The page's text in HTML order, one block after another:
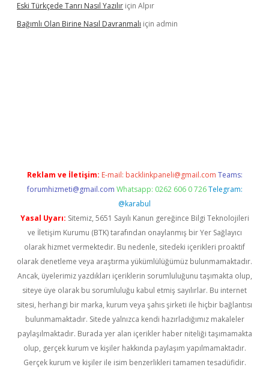
Eski Türkçede Tanrı Nasıl Yazılır için Alpır
Bağımlı Olan Birine Nasıl Davranmalı için admin
Reklam ve İletişim: E-mail: backlinkpaneli@gmail.com Teams:
forumhizmeti@gmail.com Whatsapp: 0262 606 0 726 Telegram:
@karabul
Yasal Uyarı: Sitemiz, 5651 Sayılı Kanun gereğince Bilgi Teknolojileri
ve İletişim Kurumu (BTK) tarafından onaylanmış bir Yer Sağlayıcı
olarak hizmet vermektedir. Bu nedenle, sitedeki içerikleri proaktif
olarak denetleme veya araştırma yükümlülüğümüz bulunmamaktadır.
Ancak, üyelerimiz yazdıkları içeriklerin sorumluluğunu taşımakta olup,
siteye üye olarak bu sorumluluğu kabul etmiş sayılırlar. Bu internet
sitesi, herhangi bir marka, kurum veya şahıs şirketi ile hiçbir bağlantısı
bulunmamaktadır. Sitede yalnızca kendi hazırladığımız makaleler
paylaşılmaktadır. Burada yer alan içerikler haber niteliği taşımamakta
olup, gerçek kurum ve kişiler hakkında paylaşım yapılmamaktadır.
Gerçek kurum ve kişiler ile isim benzerlikleri tamamen tesadüfidir.